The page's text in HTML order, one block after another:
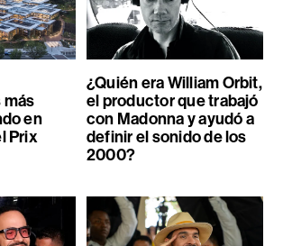
en
Prix
¿Quién era William Orbit,
el productor que trabajó
con Madonna y ayudó a
definir el sonido de los
2000?